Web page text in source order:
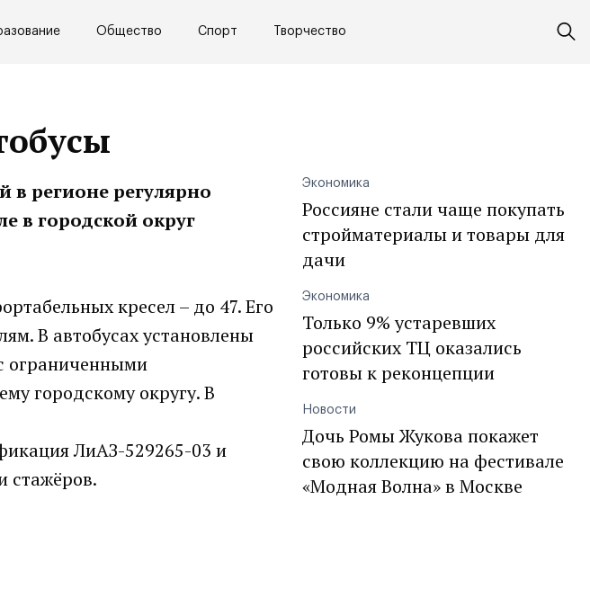
Общество Спорт Творчество
в регионе регулярно
в городской округ
кресел – до 47. Его
В автобусах установлены
ограниченными
городскому округу. В
ЛиАЗ-529265-03 и
стажёров.
Экономика
Россияне стали чаще покупать
стройматериалы и товары для
дачи
Экономика
Только 9% устаревших
российских ТЦ оказались
готовы к реконцепции
Новости
Дочь Ромы Жукова покажет
свою коллекцию на фестивале
«Модная Волна» в Москве